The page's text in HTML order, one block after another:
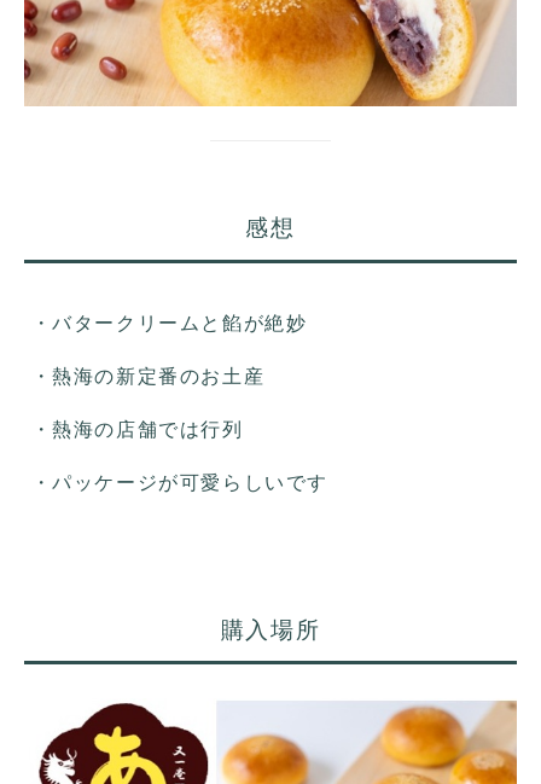
感想
・バタークリームと餡が絶妙
・熱海の新定番のお土産
・熱海の店舗では行列
・パッケージが可愛らしいです
購入場所